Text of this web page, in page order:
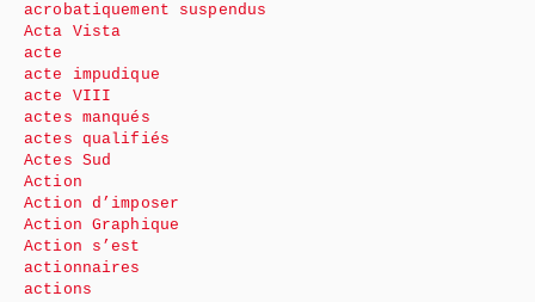
acrobatiquement suspendus
Acta Vista
acte
acte impudique
acte VIII
actes manqués
actes qualifiés
Actes Sud
Action
Action d’imposer
Action Graphique
Action s’est
actionnaires
actions